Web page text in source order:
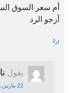
أم سعر السوق
أرجو الرد
رد
يقول
22 مارس، 2022 الساعة 9:08 ص